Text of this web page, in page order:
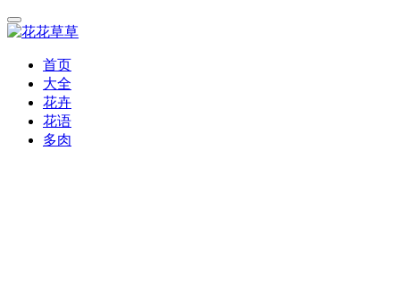
首页
大全
花卉
花语
多肉